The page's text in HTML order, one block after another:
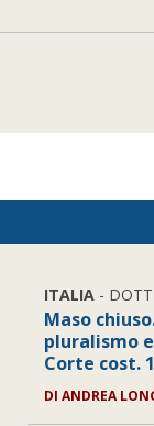
ITALIA -
Maso
pluralismo
Corte cost.
DIANDREA